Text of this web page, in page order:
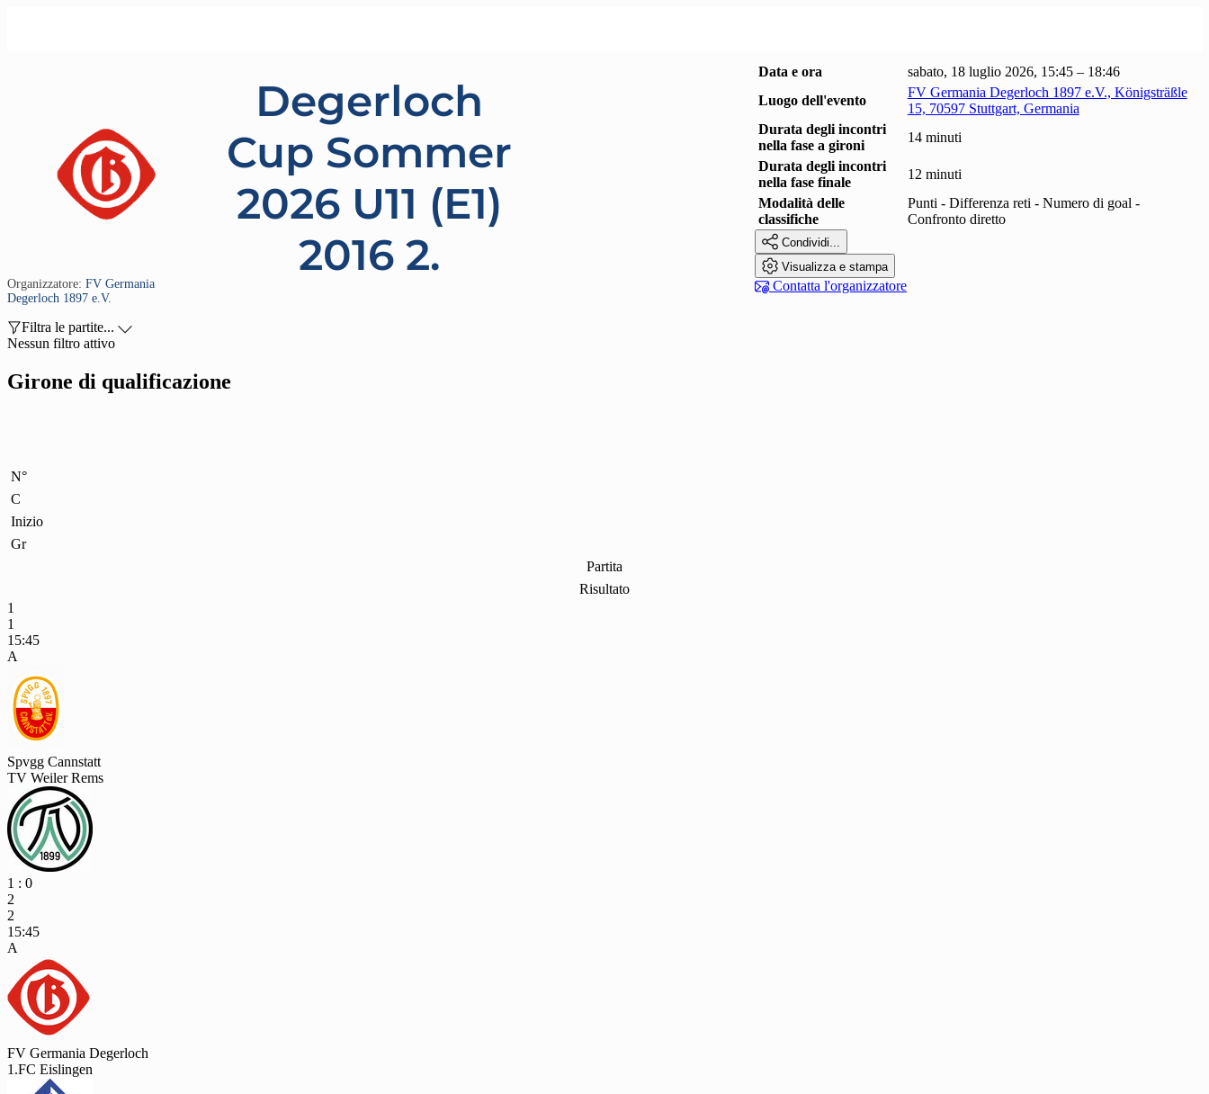
Organizzatore: FV Germania
Degerloch 1897 e.V.
Degerloch
Cup Sommer
2026 U11 (E1)
2016 2.
Data e ora
sabato, 18 luglio 2026, 15:45 – 18:46
Luogo dell'evento
FV Germania Degerloch 1897 e.V., Königsträßle
15, 70597 Stuttgart, Germania
Durata degli incontri
nella fase a gironi
14 minuti
Durata degli incontri
nella fase finale
12 minuti
Modalità delle
classifiche
Punti - Differenza reti - Numero di goal -
Confronto diretto
 Condividi...
 Visualizza e stampa
 Contatta l'organizzatore
Filtra le partite... 
Nessun filtro attivo
Girone di qualificazione
N°
C
Inizio
Gr
Partita
Risultato
1
1
15:45
A
Spvgg Cannstatt
TV Weiler Rems
1 : 0
2
2
15:45
A
FV Germania Degerloch
1.FC Eislingen